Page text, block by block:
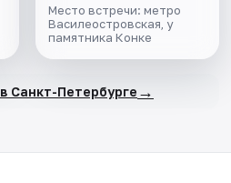
Место встречи: метро
Василеостровская, у
памятника Конке
Санкт-Петербурге →